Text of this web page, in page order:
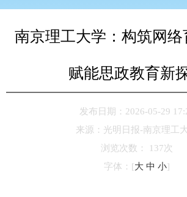
南京理工大学：构筑网络
赋能思政教育新
发布日期：2026-05-29
来源： 光明日报-南京理工
浏览次数：
137次
字体： [大 中 小]